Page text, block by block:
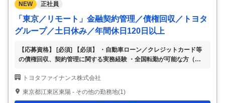
NEW 正社員
「東京／リモート」金融契約管理／債権回収／トヨタ
グループ／土日休み／年間休日120日以上
【応募資格】 [必須] 【必須】 ・自動車ローン／クレジットカード等
の債権回収、契約管理に関する実務経験 ・全国転勤が可能な方（職
トカード、リース等の金融業界での顧客対応、与信管理、債権回収業
務の経験 ・コールセンターでのオペレーター、SV、または各種企画
トヨタファイナンス株式会社
東京都江東区東陽 - その他の勤務地(1)